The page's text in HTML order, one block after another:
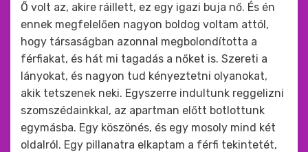
Ő volt az, akire ráillett, ez egy igazi buja nő. És én
ennek megfelelően nagyon boldog voltam attól,
hogy társaságban azonnal megbolondította a
férfiakat, és hát mi tagadás a nőket is. Szereti a
lányokat, és nagyon tud kényeztetni olyanokat,
akik tetszenek neki. Egyszerre indultunk reggelizni
szomszédainkkal, az apartman előtt botlottunk
egymásba. Egy köszönés, és egy mosoly mind két
oldalról. Egy pillanatra elkaptam a férfi tekintetét,